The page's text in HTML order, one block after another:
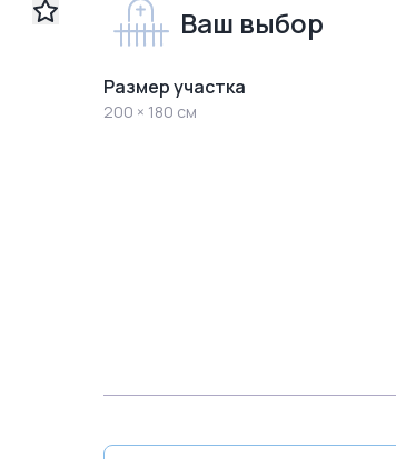
Ваш выбор
Размер участка
200 × 180 см